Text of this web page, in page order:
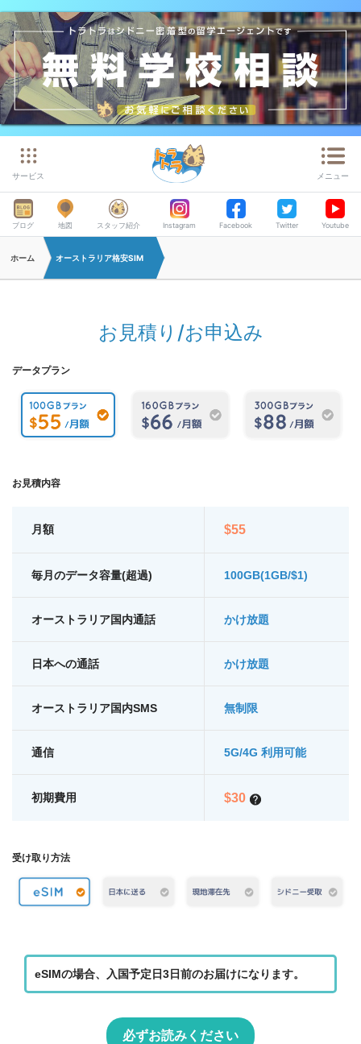
サービス メニュー
ブログ 地図 スタッフ紹介 Instagram Facebook Twitter Youtube
ホーム オーストラリア格安SIM
お見積り/お申込み
データプラン
お見積内容
月額 $55
毎月のデータ容量(超過) 100GB(1GB/$1)
オーストラリア国内通話 かけ放題
日本への通話 かけ放題
オーストラリア国内SMS 無制限
通信 5G/4G 利用可能
初期費用 $30
受け取り方法
eSIMの場合、入国予定日3日前のお届けになります。
必ずお読みください